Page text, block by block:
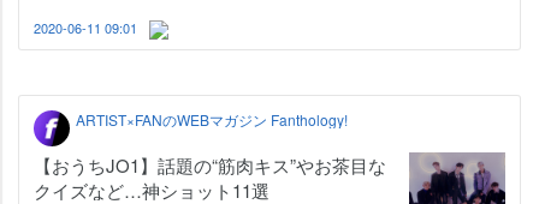
する『Nizi Project』（通称ニジプロ）。地域予選～東京合宿
ダンスレベルレッスンまで振り…
2020-06-11 09:01
ARTIST×FANのWEBマガジン Fanthology!
【おうちJO1】話題の“筋肉キス”やお茶目な
クイズなど…神ショット11選